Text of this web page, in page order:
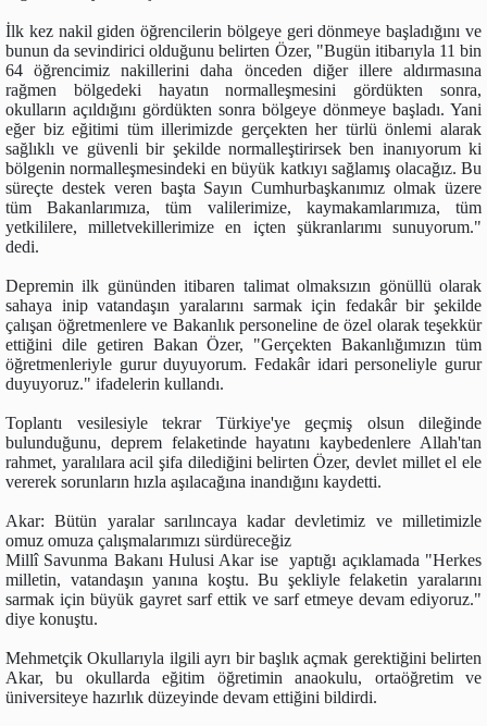
İlk kez nakil giden öğrencilerin bölgeye geri dönmeye başladığını ve
bunun da sevindirici olduğunu belirten Özer, "Bugün itibarıyla 11 bin
64 öğrencimiz nakillerini daha önceden diğer illere aldırmasına
rağmen bölgedeki hayatın normalleşmesini gördükten sonra,
okulların açıldığını gördükten sonra bölgeye dönmeye başladı. Yani
eğer biz eğitimi tüm illerimizde gerçekten her türlü önlemi alarak
sağlıklı ve güvenli bir şekilde normalleştirirsek ben inanıyorum ki
bölgenin normalleşmesindeki en büyük katkıyı sağlamış olacağız. Bu
süreçte destek veren başta Sayın Cumhurbaşkanımız olmak üzere
tüm Bakanlarımıza, tüm valilerimize, kaymakamlarımıza, tüm
yetkililere, milletvekillerimize en içten şükranlarımı sunuyorum."
dedi.
Depremin ilk gününden itibaren talimat olmaksızın gönüllü olarak
sahaya inip vatandaşın yaralarını sarmak için fedakâr bir şekilde
çalışan öğretmenlere ve Bakanlık personeline de özel olarak teşekkür
ettiğini dile getiren Bakan Özer, "Gerçekten Bakanlığımızın tüm
öğretmenleriyle gurur duyuyorum. Fedakâr idari personeliyle gurur
duyuyoruz." ifadelerin kullandı.
Toplantı vesilesiyle tekrar Türkiye'ye geçmiş olsun dileğinde
bulunduğunu, deprem felaketinde hayatını kaybedenlere Allah'tan
rahmet, yaralılara acil şifa dilediğini belirten Özer, devlet millet el ele
vererek sorunların hızla aşılacağına inandığını kaydetti.
Akar: Bütün yaralar sarılıncaya kadar devletimiz ve milletimizle
omuz omuza çalışmalarımızı sürdüreceğiz
Millî Savunma Bakanı Hulusi Akar ise yaptığı açıklamada "Herkes
milletin, vatandaşın yanına koştu. Bu şekliyle felaketin yaralarını
sarmak için büyük gayret sarf ettik ve sarf etmeye devam ediyoruz."
diye konuştu.
Mehmetçik Okullarıyla ilgili ayrı bir başlık açmak gerektiğini belirten
Akar, bu okullarda eğitim öğretimin anaokulu, ortaöğretim ve
üniversiteye hazırlık düzeyinde devam ettiğini bildirdi.